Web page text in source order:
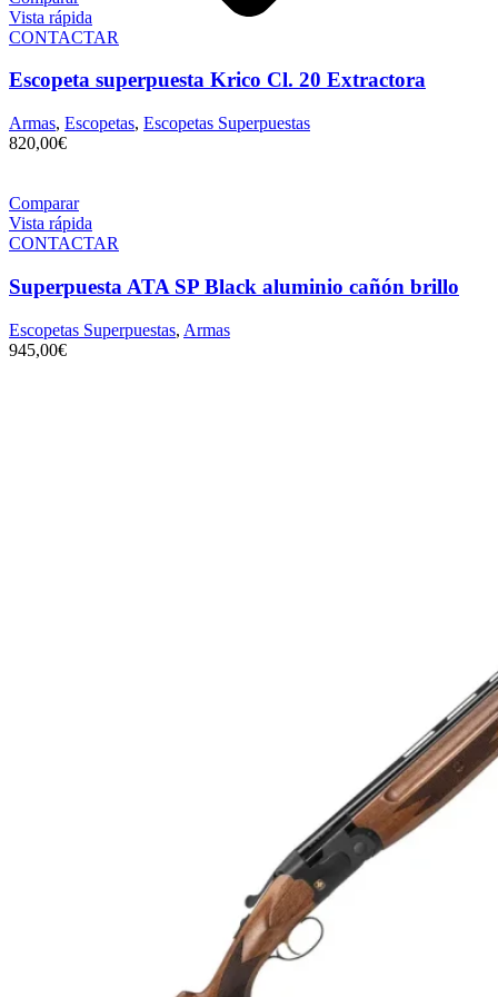
Vista rápida
CONTACTAR
Escopeta superpuesta Krico Cl. 20 Extractora
Armas, Escopetas, Escopetas Superpuestas
820,00€
Comparar
Vista rápida
CONTACTAR
Superpuesta ATA SP Black aluminio cañón brillo
Escopetas Superpuestas, Armas
945,00€